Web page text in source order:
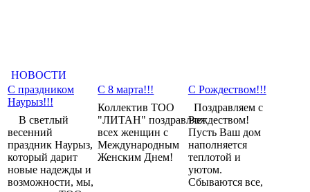
НОВОСТИ
С праздником
Наурыз!!!
В светлый
весенний
праздник Наурыз,
который дарит
новые надежды и
возможности, мы,
С 8 марта!!!
Коллектив ТОО
"ЛИТАН" поздравляет
всех женщин с
Международным
Женским Днем!
С Рождеством!!!
Поздравляем с
Рождеством!
Пусть Ваш дом
наполняется
теплотой и
уютом.
Сбываются все,